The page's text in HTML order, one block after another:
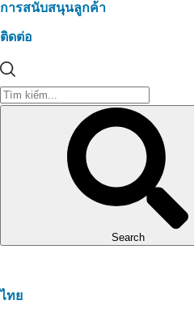
การสนับสนุนลูกค้า
ติดต่อ
Search
ไทย